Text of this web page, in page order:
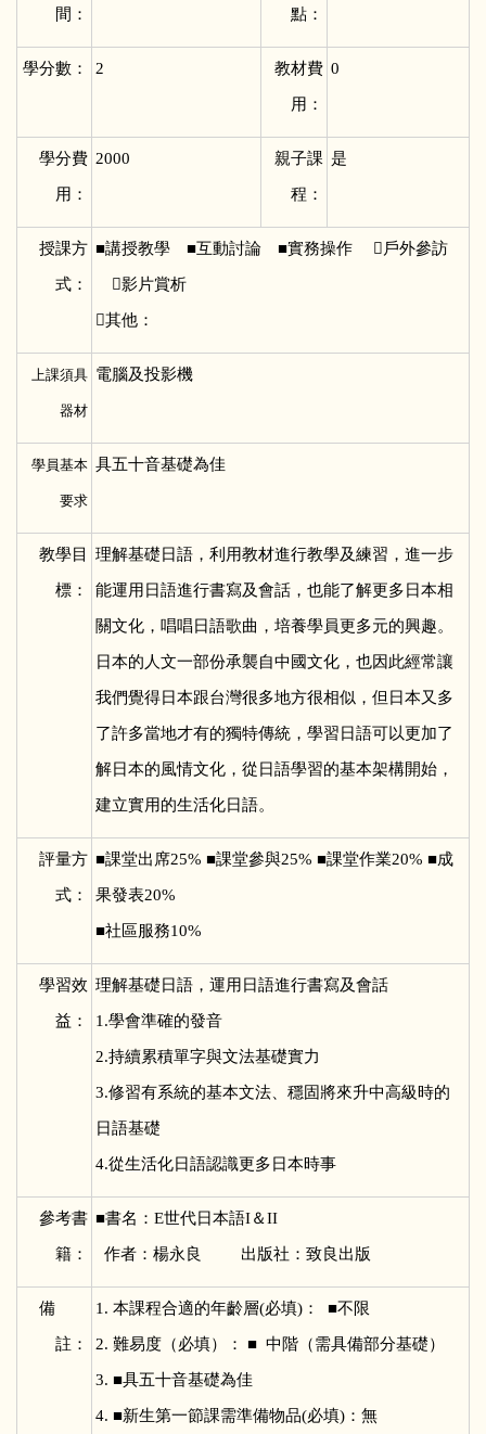
間： 點：
學分數： 2 教材費
用：
0
學分費
用：
2000 親子課
程：
是
授課方
式：
■講授教學 ■互動討論 ■實務操作 戶外參訪
影片賞析
其他：
上課須具
器材
電腦及投影機
學員基本
要求
具五十音基礎為佳
教學目
標：
理解基礎日語，利用教材進行教學及練習，進一步
能運用日語進行書寫及會話，也能了解更多日本相
關文化，唱唱日語歌曲，培養學員更多元的興趣。
日本的人文一部份承襲自中國文化，也因此經常讓
我們覺得日本跟台灣很多地方很相似，但日本又多
了許多當地才有的獨特傳統，學習日語可以更加了
解日本的風情文化，從日語學習的基本架構開始，
建立實用的生活化日語。
評量方
式：
■課堂出席25% ■課堂參與25% ■課堂作業20% ■成
果發表20%
■社區服務10%
學習效
益：
理解基礎日語，運用日語進行書寫及會話
1.學會準確的發音
2.持續累積單字與文法基礎實力
3.修習有系統的基本文法、穩固將來升中高級時的
日語基礎
4.從生活化日語認識更多日本時事
參考書
籍：
■書名：E世代日本語I＆II
作者：楊永良 出版社：致良出版
備
註：
1. 本課程合適的年齡層(必填)： ■不限
2. 難易度（必填）： ■ 中階（需具備部分基礎）
3. ■具五十音基礎為佳
4. ■新生第一節課需準備物品(必填)：無